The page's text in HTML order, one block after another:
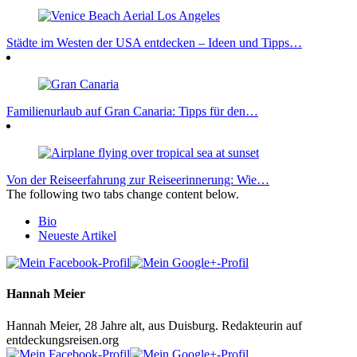
Städte im Westen der USA entdecken – Ideen und Tipps…
Familienurlaub auf Gran Canaria: Tipps für den…
Von der Reiseerfahrung zur Reiseerinnerung: Wie…
The following two tabs change content below.
Bio
Neueste Artikel
Hannah Meier
Hannah Meier, 28 Jahre alt, aus Duisburg. Redakteurin auf
entdeckungsreisen.org